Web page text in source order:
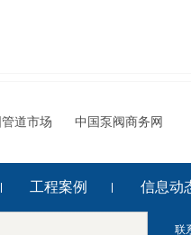
道市场 中国泵阀商务网
工程案例 信息动
联